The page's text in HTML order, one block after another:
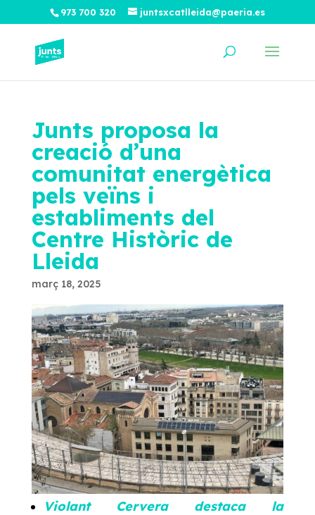
973 700 320 juntsxcatlleida@paeria.es
Junts proposa la
creació d’una
comunitat energètica
pels veïns i
establiments del
Centre Històric de
Lleida
març 18, 2025
Violant Cervera destaca la